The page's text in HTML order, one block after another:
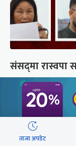
संसद्‍मा
छुटाउनुभयो
ताजा अपडेट